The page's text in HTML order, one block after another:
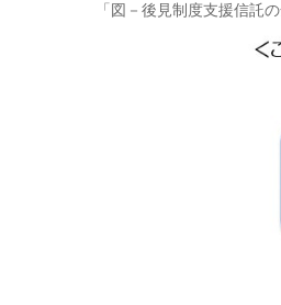
「図－後見制度支援信託